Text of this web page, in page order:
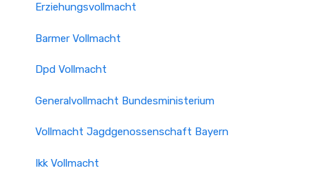
Erziehungsvollmacht
Barmer Vollmacht
Dpd Vollmacht
Generalvollmacht Bundesministerium
Vollmacht Jagdgenossenschaft Bayern
Ikk Vollmacht